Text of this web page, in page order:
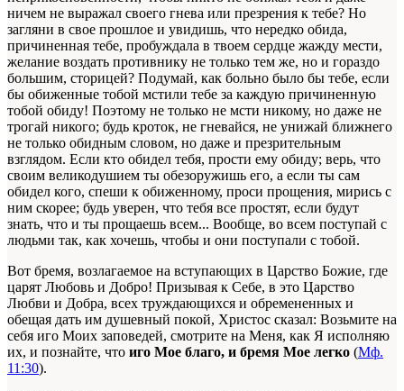
ничем не выражал своего гнева или презрения к тебе? Но
загляни в свое прошлое и увидишь, что нередко обида,
причиненная тебе, пробуждала в твоем сердце жажду мести,
желание воздать противнику не только тем же, но и гораздо
большим, сторицей? Подумай, как больно было бы тебе, если
бы обиженные тобой мстили тебе за каждую причиненную
тобой обиду! Поэтому не только не мсти никому, но даже не
трогай никого; будь кроток, не гневайся, не унижай ближнего
не только обидным словом, но даже и презрительным
взглядом. Если кто обидел тебя, прости ему обиду; верь, что
своим великодушием ты обезоружишь его, а если ты сам
обидел кого, спеши к обиженному, проси прощения, мирись с
ним скорее; будь уверен, что тебя все простят, если будут
знать, что и ты прощаешь всем... Вообще, во всем поступай с
людьми так, как хочешь, чтобы и они поступали с тобой.
Вот бремя, возлагаемое на вступающих в Царство Божие, где
царят Любовь и Добро! Призывая к Себе, в это Царство
Любви и Добра, всех труждающихся и обремененных и
обещая дать им душевный покой, Христос сказал: Возьмите на
себя иго Моих заповедей, смотрите на Меня, как Я исполняю
их, и познайте, что иго Мое благо, и бремя Мое легко (Мф.
11:30).